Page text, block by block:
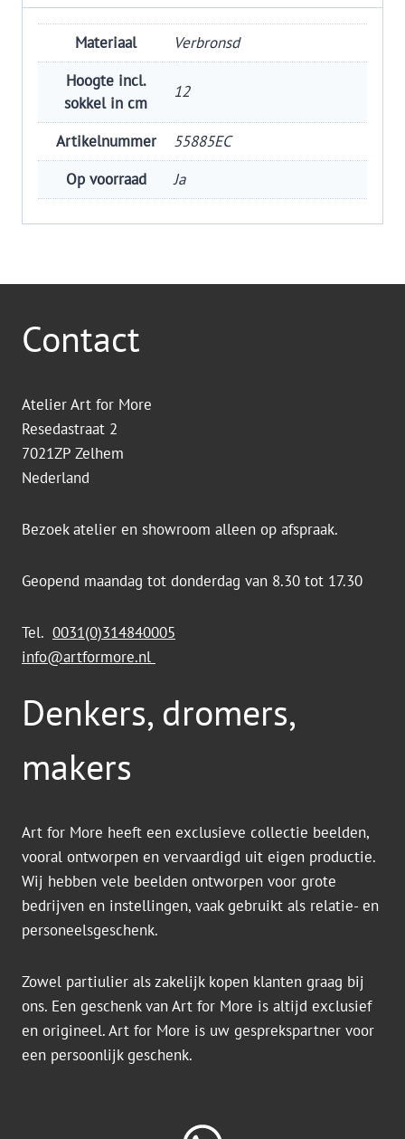
Materiaal
Verbronsd
Hoogte incl.
sokkel in cm
12
Artikelnummer
55885EC
Op voorraad
Ja
Contact
Atelier Art for More
Resedastraat 2
7021ZP Zelhem
Nederland
Bezoek atelier en showroom alleen op afspraak.
Geopend maandag tot donderdag van 8.30 tot 17.30
Tel. 0031(0)314840005
info@artformore.nl
Denkers, dromers,
makers
Art for More heeft een exclusieve collectie beelden,
vooral ontworpen en vervaardigd uit eigen productie.
Wij hebben vele beelden ontworpen voor grote
bedrijven en instellingen, vaak gebruikt als relatie- en
personeelsgeschenk.
Zowel partiulier als zakelijk kopen klanten graag bij
ons. Een geschenk van Art for More is altijd exclusief
en origineel. Art for More is uw gesprekspartner voor
een persoonlijk geschenk.